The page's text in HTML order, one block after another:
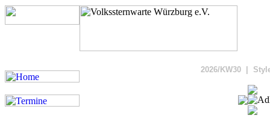
2026/KW30 |